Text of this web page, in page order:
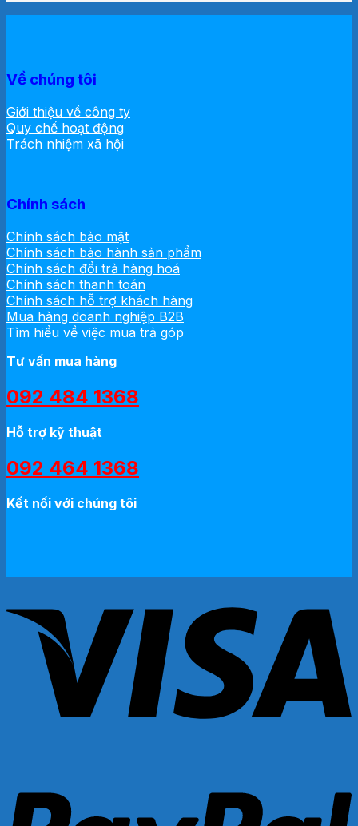
Về chúng tôi
Giới thiệu về công ty
Quy chế hoạt động
Trách nhiệm xã hội
Chính sách
Chính sách bảo mật
Chính sách bảo hành sản phẩm
Chính sách đổi trả hàng hoá
Chính sách thanh toán
Chính sách hỗ trợ khách hàng
Mua hàng doanh nghiệp B2B
Tìm hiểu về việc mua trả góp
Tư vấn mua hàng
092 484 1368
Hỗ trợ kỹ thuật
092 464 1368
Kết nối với chúng tôi